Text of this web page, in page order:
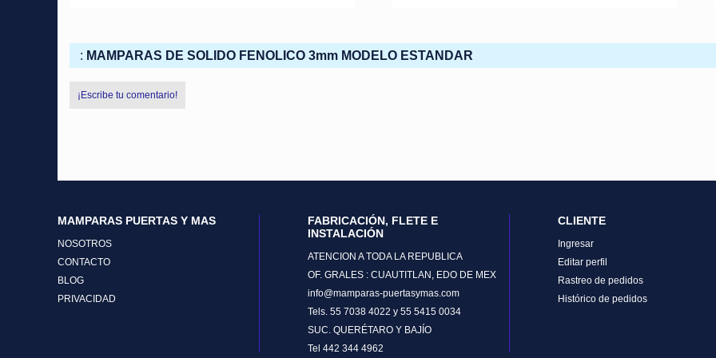
: MAMPARAS DE SOLIDO FENOLICO 3mm MODELO ESTANDAR
¡Escribe tu comentario!
MAMPARAS PUERTAS Y MAS
NOSOTROS
CONTACTO
BLOG
PRIVACIDAD
FABRICACIÓN, FLETE E
INSTALACIÓN
ATENCION A TODA LA REPUBLICA
OF. GRALES : CUAUTITLAN, EDO DE MEX
info@mamparas-puertasymas.com
Tels. 55 7038 4022 y 55 5415 0034
SUC. QUERÉTARO Y BAJÍO
Tel 442 344 4962
CLIENTE
Ingresar
Editar perfil
Rastreo de pedidos
Histórico de pedidos